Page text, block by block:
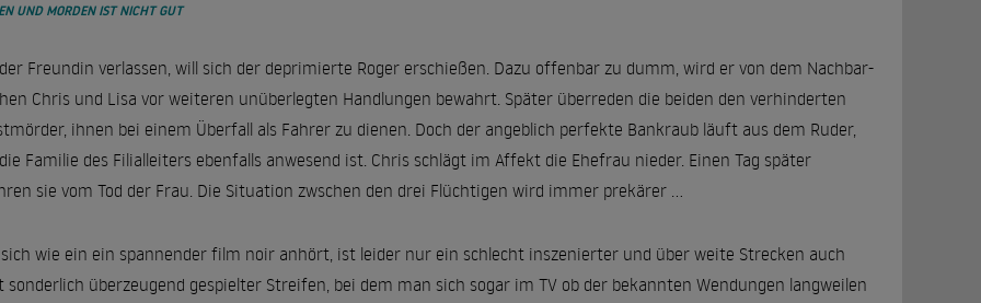
UND MORDEN IST NICHT GUT
Freundin verlassen, will sich der deprimierte Roger erschießen. Dazu offenbar zu dumm, wird er von dem Nachbar-
Chris und Lisa vor weiteren unüberlegten Handlungen bewahrt. Später überreden die beiden den verhinderten
ihnen bei einem Überfall als Fahrer zu dienen. Doch der angeblich perfekte Bankraub läuft aus dem Ruder,
Familie des Filialleiters ebenfalls anwesend ist. Chris schlägt im Affekt die Ehefrau nieder. Einen Tag später
sie vom Tod der Frau. Die Situation zwschen den drei Flüchtigen wird immer prekärer ...
sich wie ein ein spannender film noir anhört, ist leider nur ein schlecht inszenierter und über weite Strecken auch
sonderlich überzeugend gespielter Streifen, bei dem man sich sogar im TV ob der bekannten Wendungen langweilen